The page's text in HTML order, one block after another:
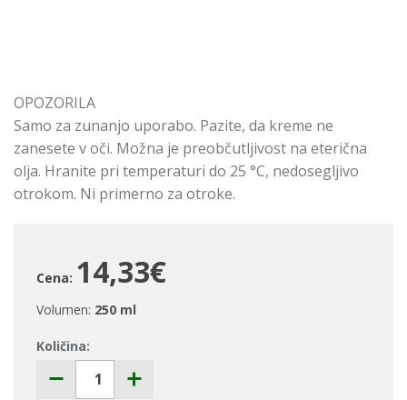
OPOZORILA
Samo za zunanjo uporabo. Pazite, da kreme ne
zanesete v oči. Možna je preobčutljivost na eterična
olja. Hranite pri temperaturi do 25 °C, nedosegljivo
otrokom. Ni primerno za otroke.
Cena: 14,33€
Volumen: 250 ml
Količina: